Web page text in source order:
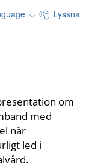
Lyssna
om
med
när
led i